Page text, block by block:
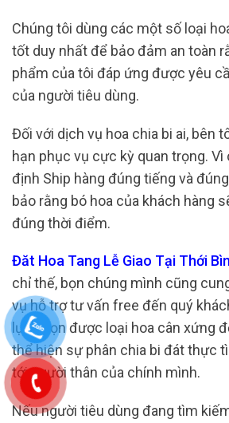
Chúng tôi dùng các một số loại
tốt duy nhất để bảo đảm an toàn
phẩm của tôi đáp ứng được yêu
của người tiêu dùng.
Đối với dịch vụ hoa chia bi ai, bên
hạn phục vụ cực kỳ quan trọng. Vì
định Ship hàng đúng tiếng và
bảo rằng bó hoa của khách hàng
đúng thời điểm.
Đăt Hoa Tang Lễ Giao Tại Thới
chỉ thế, bọn chúng mình cũng
vụ hỗ trợ tư vấn free đến quý
lựa chọn được loại hoa cân xứng
thể hiện sự phân chia bi đát thực
tới người thân của chính mình.
Nếu người tiêu dùng đang tìm